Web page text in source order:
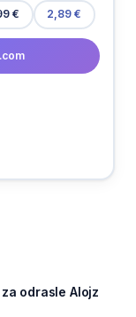
€ 2,89 €
odrasle Alojz